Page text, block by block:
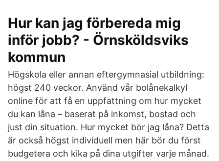
Hur kan jag förbereda mig
inför jobb? - Örnsköldsviks
kommun
Högskola eller annan efter­­gymnasial utbild­ning:
högst 240 veckor. Använd vår bolånekalkyl
online för att få en uppfattning om hur mycket
du kan låna – baserat på inkomst, bostad och
just din situation. Hur mycket bör jag låna? Detta
är också högst individuell men här bör du först
budgetera och kika på dina utgifter varje månad.